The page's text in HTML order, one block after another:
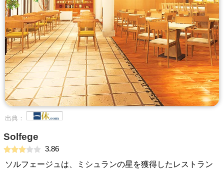
出典：
Solfege
3.86
ソルフェージュは、ミシュランの星を獲得したレストラン